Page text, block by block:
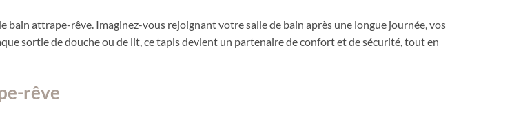
bain attrape-rêve. Imaginez-vous rejoignant votre salle de bain après une longue journée, vos
sortie de douche ou de lit, ce tapis devient un partenaire de confort et de sécurité, tout en
rêve